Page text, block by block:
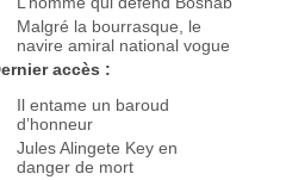
Malgré la bourrasque, le
navire amiral national vogue
accès :
Il entame un baroud
d’honneur
Jules Alingete Key en
danger de mort